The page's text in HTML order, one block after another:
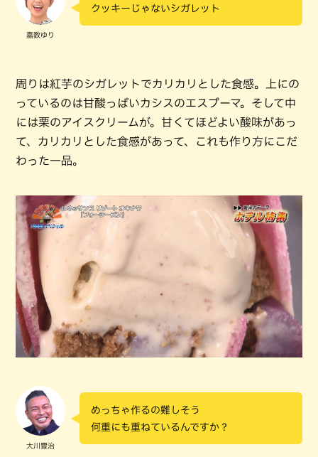
嘉数ゆり
クッキーじゃないシガレット
周りは紅芋のシガレットでカリカリとした食感。上にの
っているのは甘酸っぱいカシスのエスプーマ。そして中
には栗のアイスクリームが。甘くてほどよい酸味があっ
て、カリカリとした食感があって、これも作り方にこだ
わった一品。
大川豊治
めっちゃ作るの難しそう
何重にも重ねているんですか？